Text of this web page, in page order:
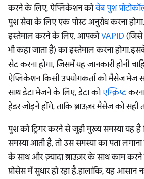
करने के लिए, ऐप्लिकेशन कोवेब पुश
पुश सेवा के लिए एक पोस्ट अनुरोध करना
इस्तेमाल करने के लिए, आपकोVAPID (जिसे
भी कहा जाता है) का इस्तेमाल करना होगा.
सेट करना होगा, जिसमें यह जानकारी होनी
ऐप्लिकेशन किसी उपयोगकर्ता को मैसेज
साथ डेटा भेजने के लिए, डेटा कोएन्क्रिप्ट
हेडर जोड़ने होंगे, ताकि ब्राउज़र मैसेज को सही
पुश को ट्रिगर करने से जुड़ी मुख्य समस्या यह
समस्या आती है, तो उस समस्या का पता
के साथ और ज़्यादा ब्राउज़र के साथ काम
प्रोसेस में सुधार हो रहा है. हालांकि, यह आसान